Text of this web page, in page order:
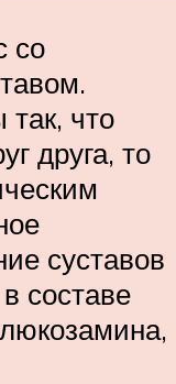
со
что
друга, то
суставов
составе